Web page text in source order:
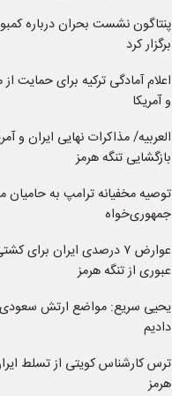
پنتاگون نشست بحران درباره
برگزار کرد
اعلام آمادگی ترکیه برای حمایت
و آمریکا
العربیه/ مذاکرات نهایی ایران و
بازگشایی تنگه هرمز
توصیه مخفیانه ترامپ به حامیان
جمهوری‌خواه
عوارض ۷ درصدی ایران برای
عبوری از تنگه هرمز
یحیی سریع: مواضع ارتش سعودی
دادیم
ترس کارشناس کویتی از تسلط
هرمز